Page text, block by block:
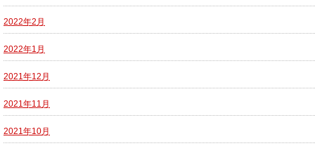
2022年2月
2022年1月
2021年12月
2021年11月
2021年10月